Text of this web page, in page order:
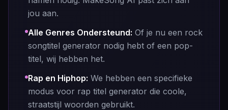
jou aan.
Alle Genres Ondersteund: Of je nu een rock
songtitel generator nodig hebt of een pop-
titel, wij hebben het.
Rap en Hiphop: We hebben een specifieke
modus voor rap titel generator die coole,
straatstijl woorden gebruikt.